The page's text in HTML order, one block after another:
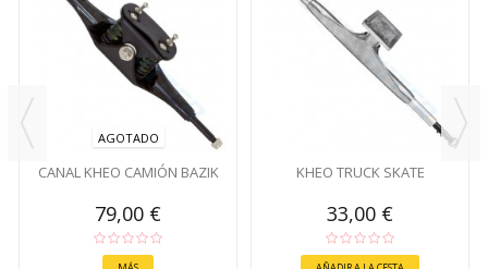
AGOTADO
CANAL KHEO CAMIÓN BAZIK
79,00 €
KHEO TRUCK SKATE
33,00 €